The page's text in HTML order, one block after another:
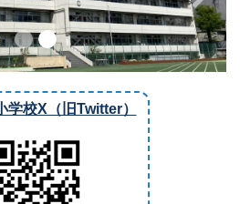
Next
学校X（旧Twitter）